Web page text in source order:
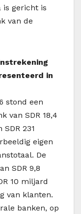
is gericht is
van de
in
stond een
van SDR 18,4
231
eigen
De
SDR 9,8
10 miljard
van klanten.
banken, op